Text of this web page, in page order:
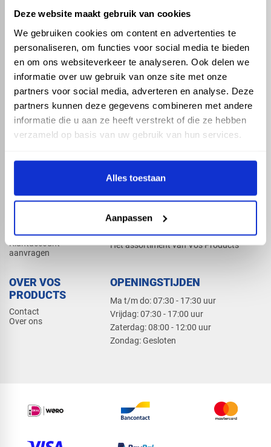
Deze website maakt gebruik van cookies
We gebruiken cookies om content en advertenties te
personaliseren, om functies voor social media te bieden
en om ons websiteverkeer te analyseren. Ook delen we
informatie over uw gebruik van onze site met onze
partners voor social media, adverteren en analyse. Deze
partners kunnen deze gegevens combineren met andere
informatie die u aan ze heeft verstrekt of die ze hebben
verzameld op basis van uw gebruik van hun services.
Alles toestaan
Aanpassen
ASSORTIMENT
Hemelwaterafvoer
Drukleiding
Beregening
Dak en gevel
KENNIS EN HULP
Klantenservice
Kennisbank
Klantaccount
aanvragen
PRODUCTCATALOGUS 2026
Het assortiment van Vos Products
OVER VOS
PRODUCTS
Contact
Over ons
OPENINGSTIJDEN
Ma t/m do: 07:30 - 17:30 uur
​Vrijdag: 07:30 - 17:00 uur
​Zaterdag: 08:00 - 12:00 uur
​Zondag: Gesloten
check_circleDé bouwmarkt van Altena
check_circle Direct uit grote voorraad geleverd met eigen transport
check_circleLevering in NL en BE